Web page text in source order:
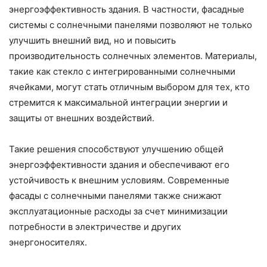
энергоэффективность здания. В частности, фасадные
системы с солнечными панелями позволяют не только
улучшить внешний вид, но и повысить
производительность солнечных элементов. Материалы,
такие как стекло с интегрированными солнечными
ячейками, могут стать отличным выбором для тех, кто
стремится к максимальной интеграции энергии и
защиты от внешних воздействий.
Такие решения способствуют улучшению общей
энергоэффективности здания и обеспечивают его
устойчивость к внешним условиям. Современные
фасады с солнечными панелями также снижают
эксплуатационные расходы за счет минимизации
потребности в электричестве и других
энергоносителях.